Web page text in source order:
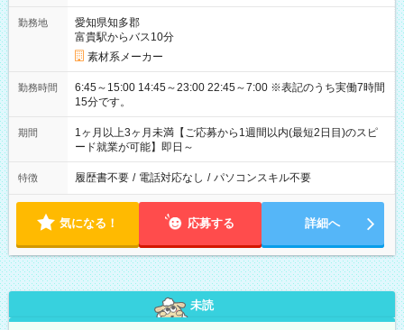
勤務地
愛知県知多郡
富貴駅からバス10分
素材系メーカー
勤務時間
6:45～15:00 14:45～23:00 22:45～7:00 ※表記のうち実働7時間
15分です。
期間
1ヶ月以上3ヶ月未満【ご応募から1週間以内(最短2日目)のスピ
ード就業が可能】即日～
特徴 履歴書不要 / 電話対応なし / パソコンスキル不要
気になる！ 応募する 詳細へ
未読